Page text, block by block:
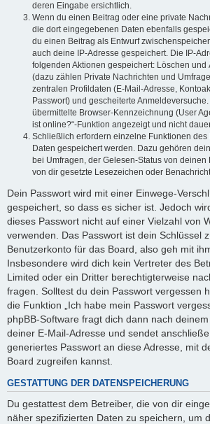
deren Eingabe ersichtlich.
Wenn du einen Beitrag oder eine private
die dort eingegebenen Daten ebenfalls
du einen Beitrag als Entwurf
auch deine IP-Adresse gespeichert. Die IP-
folgenden Aktionen gespeichert: Löschen und
(dazu zählen Private Nachrichten und
zentralen Profildaten (E-Mail-Adresse,
Passwort) und gescheiterte
übermittelte Browser-Kennzeichnung (User
ist online?“-Funktion angezeigt und nicht
Schließlich erfordern einzelne Funktionen des
Daten gespeichert werden. Dazu gehören
bei Umfragen, der Gelesen-Status von
von dir gesetzte Lesezeichen oder
Dein Passwort wird mit einer Einwege-
gespeichert, so dass es sicher ist. Jedoch
dieses Passwort nicht auf einer Vielzahl von
verwenden. Das Passwort ist dein Schlüssel
Benutzerkonto für das Board, also geh mit
Insbesondere wird dich kein Vertreter des
Limited oder ein Dritter berechtigterweise
fragen. Solltest du dein Passwort vergessen
die Funktion „Ich habe mein Passwort
phpBB-Software fragt dich dann nach
deiner E-Mail-Adresse und sendet
generiertes Passwort an diese Adresse, mit
Board zugreifen kannst.
GESTATTUNG DER DATENSPEICHERUNG
Du gestattest dem Betreiber, die von dir
näher spezifizierten Daten zu speichern, um